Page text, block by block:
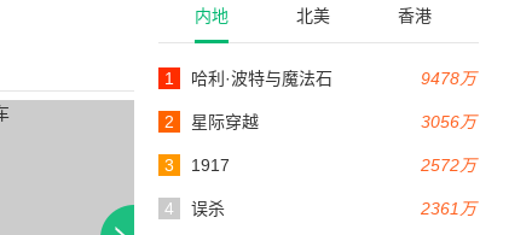
内地 北美 香港
9478万
1 哈利·波特与魔法石
3056万
2 星际穿越
2572万
3 1917
2361万
4 误杀